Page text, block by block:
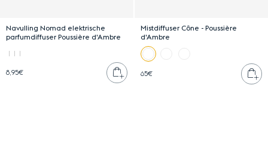
Navulling Nomad elektrische
parfumdiffuser Poussière d'Ambre
8,95€ Plaats in winkelwagen
Mistdiffuser Cône - Poussière
d'Ambre
65€